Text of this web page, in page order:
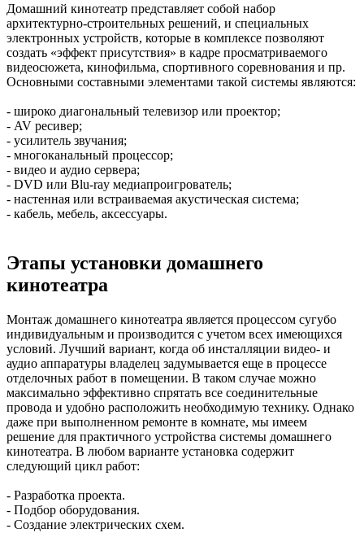
Домашний кинотеатр представляет собой набор
архитектурно-строительных решений, и специальных
электронных устройств, которые в комплексе позволяют
создать «эффект присутствия» в кадре просматриваемого
видеосюжета, кинофильма, спортивного соревнования и пр.
Основными составными элементами такой системы являются:
- широко диагональный телевизор или проектор;
- AV ресивер;
- усилитель звучания;
- многоканальный процессор;
- видео и аудио сервера;
- DVD или Blu-ray медиапроигрователь;
- настенная или встраиваемая акустическая система;
- кабель, мебель, аксессуары.
Этапы установки домашнего
кинотеатра
Монтаж домашнего кинотеатра является процессом сугубо
индивидуальным и производится с учетом всех имеющихся
условий. Лучший вариант, когда об инсталляции видео- и
аудио аппаратуры владелец задумывается еще в процессе
отделочных работ в помещении. В таком случае можно
максимально эффективно спрятать все соединительные
провода и удобно расположить необходимую технику. Однако
даже при выполненном ремонте в комнате, мы имеем
решение для практичного устройства системы домашнего
кинотеатра. В любом варианте установка содержит
следующий цикл работ:
- Разработка проекта.
- Подбор оборудования.
- Создание электрических схем.